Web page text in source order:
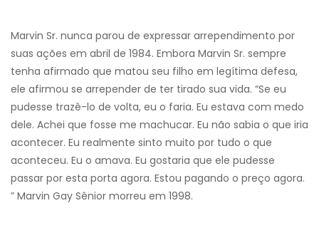
Marvin Sr. nunca parou de expressar arrependimento por
suas ações em abril de 1984. Embora Marvin Sr. sempre
tenha afirmado que matou seu filho em legítima defesa,
ele afirmou se arrepender de ter tirado sua vida. “Se eu
pudesse trazê-lo de volta, eu o faria. Eu estava com medo
dele. Achei que fosse me machucar. Eu não sabia o que iria
acontecer. Eu realmente sinto muito por tudo o que
aconteceu. Eu o amava. Eu gostaria que ele pudesse
passar por esta porta agora. Estou pagando o preço agora.
” Marvin Gay Sênior morreu em 1998.